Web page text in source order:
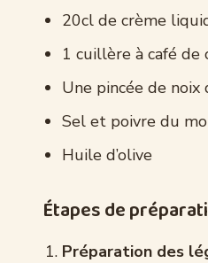
20cl de crème
1 cuillère à café de
Une pincée de noix
Sel et poivre du
Huile d’olive
Étapes de
Préparation des